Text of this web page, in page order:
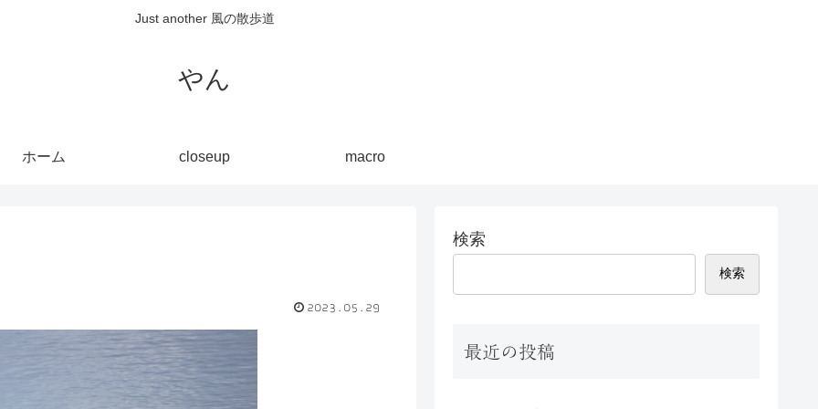
Just another 風の散歩道
やん
ホーム closeup macro
2023.05.29
検索
検索
最近の投稿